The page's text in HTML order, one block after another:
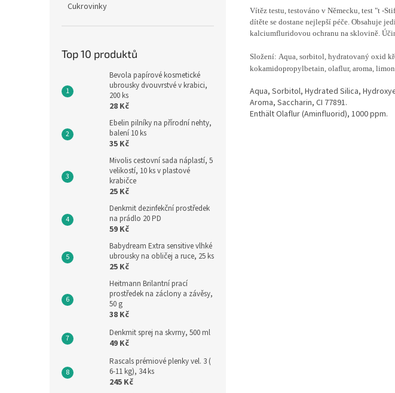
Cukrovinky
Top 10 produktů
Bevola papírové kosmetické
ubrousky dvouvrstvé v krabici,
200 ks
28 Kč
Ebelin pilníky na přírodní nehty,
balení 10 ks
35 Kč
Mivolis cestovní sada náplastí, 5
velikostí, 10 ks v plastové
krabičce
25 Kč
Denkmit dezinfekční prostředek
na prádlo 20 PD
59 Kč
Babydream Extra sensitive vlhké
ubrousky na obličej a ruce, 25 ks
25 Kč
Heitmann Brilantní prací
prostředek na záclony a závěsy,
50 g
38 Kč
Denkmit sprej na skvrny, 500 ml
49 Kč
Rascals prémiové plenky vel. 3 (
6-11 kg), 34 ks
245 Kč
Vítěz testu, testováno v Německu, test "t -
dítěte se dostane nejlepší péče. Obsahuje
kalciumfluridovou ochranu na sklovině.
Složení: Aqua, sorbitol, hydratovaný oxid
kokamidopropylbetain, olaflur, aroma,
Aqua, Sorbitol, Hydrated Silica,
Aroma, Saccharin, CI 77891.
Enthält Olaflur (Aminfluorid), 1000 ppm.